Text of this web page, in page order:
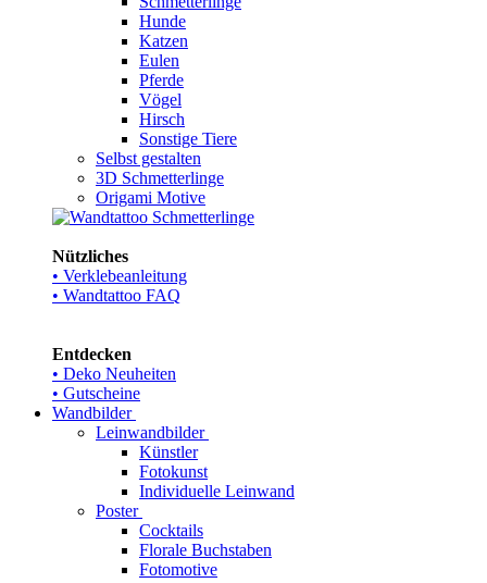
Hunde
Katzen
Eulen
Pferde
Vögel
Hirsch
Sonstige Tiere
Selbst gestalten
3D Schmetterlinge
Origami Motive
Nützliches
• Verklebeanleitung
• Wandtattoo FAQ
Entdecken
• Deko Neuheiten
• Gutscheine
Wandbilder
Leinwandbilder
Künstler
Fotokunst
Individuelle Leinwand
Poster
Cocktails
Florale Buchstaben
Fotomotive